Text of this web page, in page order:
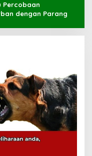
Percobaan
dengan Parang